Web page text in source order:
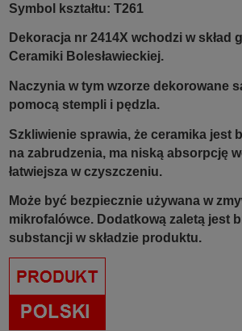
Symbol kształtu: T261
Dekoracja nr 2414X wchodzi w skład
Ceramiki Bolesławieckiej.
Naczynia w tym wzorze dekorowane
pomocą stempli i pędzla.
Szkliwienie sprawia, że ceramika jest
na zabrudzenia, ma niską absorpcję
łatwiejsza w czyszczeniu.
Może być bezpiecznie używana w
mikrofalówce. Dodatkową zaletą jest
substancji w składzie produktu.